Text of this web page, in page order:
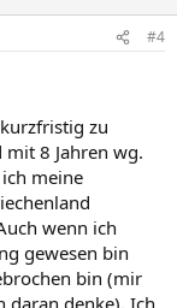
#4
zu
8 Jahren wg.
meine
wenn ich
gewesen bin
bin (mir
daran denke). Ich